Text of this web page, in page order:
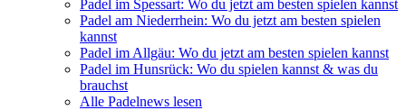
Padel im Spessart: Wo du jetzt am besten spielen kannst
Padel am Niederrhein: Wo du jetzt am besten spielen
kannst
Padel im Allgäu: Wo du jetzt am besten spielen kannst
Padel im Hunsrück: Wo du spielen kannst & was du
brauchst
Alle Padelnews lesen